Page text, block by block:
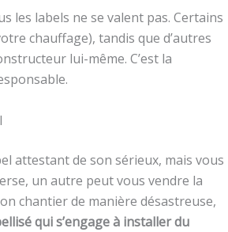
les labels ne se valent pas. Certains
chauffage), tandis que d’autres
lui-même. C’est la
attestant de son sérieux, mais vous
un autre peut vous vendre la
chantier de manière désastreuse,
qui s’engage à installer du